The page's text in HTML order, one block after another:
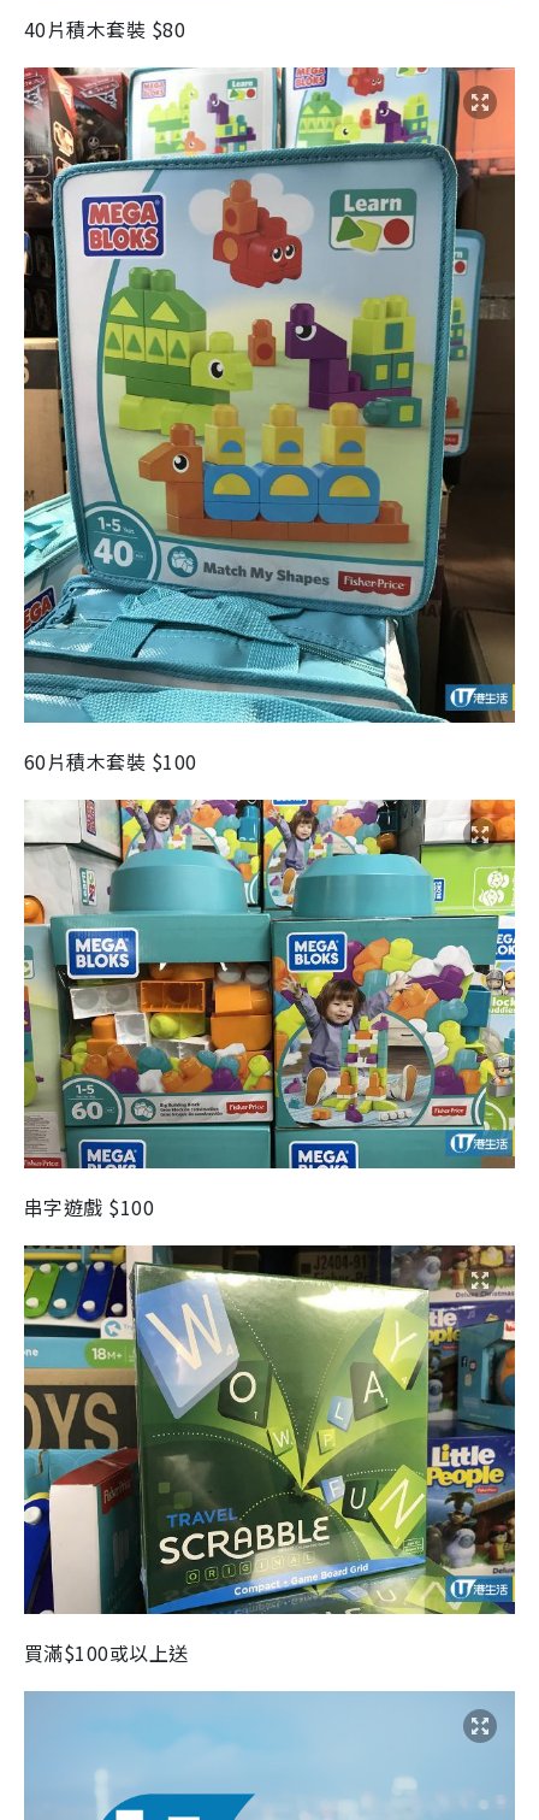
40片積木套裝 $80
60片積木套裝 $100
串字遊戲 $100
買滿$100或以上送